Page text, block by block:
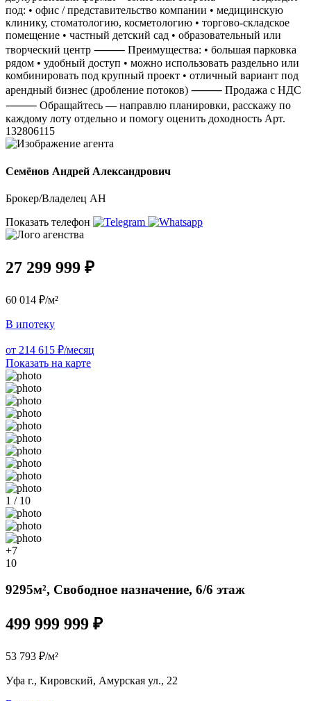
под: • офис / представительство компании • медицинскую
клинику, стоматологию, косметологию • торгово-складское
помещение • частный детский сад • образовательный или
творческий центр ⸻ Преимущества: • большая парковка
рядом • удобный доступ • можно использовать раздельно или
комбинировать под крупный проект • отличный вариант под
арендный бизнес (дробление потоков) ⸻ Продажа с НДС
⸻ Обращайтесь — направлю планировки, расскажу по
каждому лоту отдельно и помогу оценить доходность Арт.
132806115
Семёнов Андрей Александрович
Брокер/Владелец АН
Показать телефон
27 299 999 ₽
60 014 ₽/м²
В ипотеку
от 214 615 ₽/месяц
Показать на карте
1 / 10
+7
10
9295м², Свободное назначение, 6/6 этаж
499 999 999 ₽
53 793 ₽/м²
Уфа г., Кировский, Амурская ул., 22